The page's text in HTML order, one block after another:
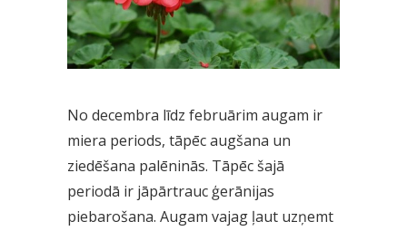
No decembra līdz februārim augam ir
miera periods, tāpēc augšana un
ziedēšana palēninās. Tāpēc šajā
periodā ir jāpārtrauc ģerānijas
piebarošana. Augam vajag ļaut uzņemt